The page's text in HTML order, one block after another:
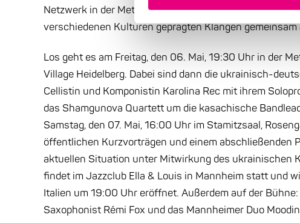
Netzwerk in der Metropolregion Rhein-Neckar
verschiedenen Kulturen geprägten Klängen
Los geht es am Freitag, den 06. Mai, 19:30 Uhr in der
Village Heidelberg. Dabei sind dann die ukrainisch-
Cellistin und Komponistin Karolina Rec mit ihrem
das Shamgunova Quartett um die kasachische
Samstag, den 07. Mai, 16:00 Uhr im Stamitzsaal,
öffentlichen Kurzvorträgen und einem abschließenden
aktuellen Situation unter Mitwirkung des ukrainischen
findet im Jazzclub Ella & Louis in Mannheim statt und
Italien um 19:00 Uhr eröffnet. Außerdem auf der
Saxophonist Rémi Fox und das Mannheimer Duo